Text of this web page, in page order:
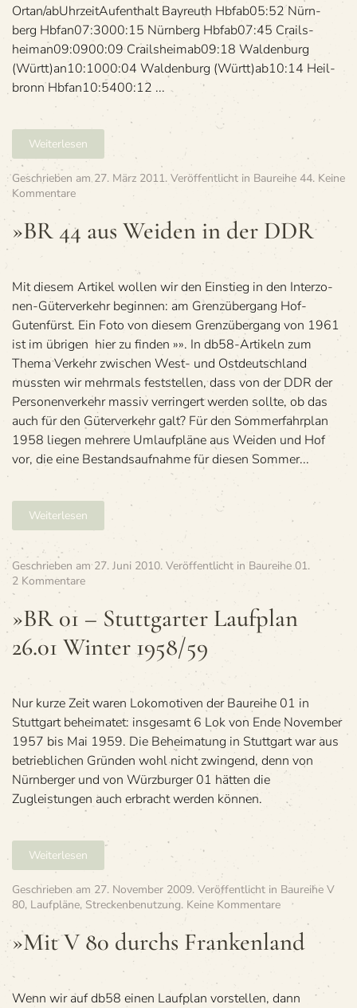
Ortan/abUhr­zeitAuf­ent­halt Bay­reuth Hbfab05:52 Nürn­
berg Hbfan07:3000:15 Nürn­berg Hbfab07:45 Crails­
heiman09:0900:09 Crails­heimab09:18 Wal­den­burg
(Württ)an10:1000:04 Wal­den­burg (Württ)ab10:14 Heil­
bronn Hbfan10:5400:12 ...
Weiterlesen
Geschrieben am27. März 2011. Veröffentlicht in Baureihe 44. Keine
Kommentarezu
aus
in
der DDR
»BR 44 aus Wei­den in der DDR
Mit die­sem Arti­kel wol­len wir den Ein­stieg in den Inter­zo­
nen-Güter­ver­kehr begin­nen: am Grenz­über­gang Hof-
Guten­fürst. Ein Foto von die­sem Grenz­über­gang von 1961
ist im übri­gen hier zu fin­den »». In db58-Arti­keln zum
Thema Ver­kehr zwi­schen West- und Ost­deutsch­land
muss­ten wir mehr­mals fest­stel­len, dass von der DDR der
Per­so­nen­ver­kehr mas­siv ver­rin­gert wer­den sollte, ob das
auch für den Güter­ver­kehr galt? Für den Som­mer­fahr­plan
1958 lie­gen meh­rere Umlauf­pläne aus Wei­den und Hof
vor, die eine Bestands­auf­nahme für die­sen Som­mer...
Weiterlesen
Geschrieben am27. Juni 2010. Veröffentlicht in Baureihe 01.
2 Kommentarezu
01
–
Stutt­
gar­
plan
26.01
Win­
ter
1958/59
»BR 01 – Stutt­gar­ter Lauf­plan
26.01 Win­ter 1958/59
Nur kurze Zeit waren Lokomotiven der Baureihe 01 in
Stuttgart beheimatet: insgesamt 6 Lok von Ende November
1957 bis Mai 1959. Die Beheimatung in Stuttgart war aus
betrieblichen Gründen wohl nicht zwingend, denn von
Nürnberger und von Würzburger 01 hätten die
Zugleistungen auch erbracht werden können.
Weiterlesen
Geschrieben am 27. November 2009. Veröffentlicht in Baureihe V
80, Laufpläne, Streckenbenutzung. Keine Kommentarezu
V 80
durchs
»Mit V 80 durchs Frankenland
Wenn wir auf db58 einen Laufplan vorstellen, dann